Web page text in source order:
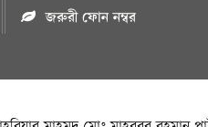
জরুরী ফোন নম্বর